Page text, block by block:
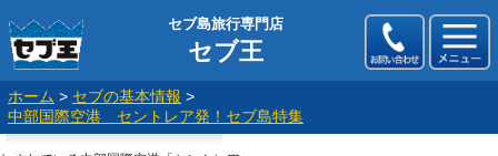
セブ島旅行専門店
セブ王
ホーム > セブの基本情報 >
中部国際空港 セントレア発！セブ島特集